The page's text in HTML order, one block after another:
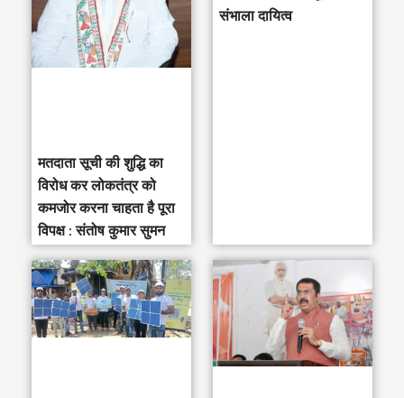
मतदाता सूची की शुद्धि का
विरोध कर लोकतंत्र को
कमजोर करना चाहता है पूरा
विपक्ष : संतोष कुमार सुमन
संभाला दायित्व